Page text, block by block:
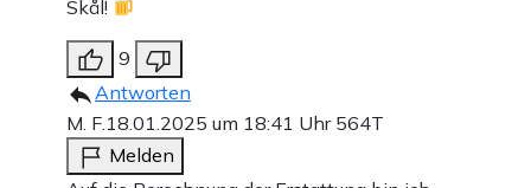
Skål!
9
Antworten
M. F. 18.01.2025 um 18:41 Uhr 564T
Melden